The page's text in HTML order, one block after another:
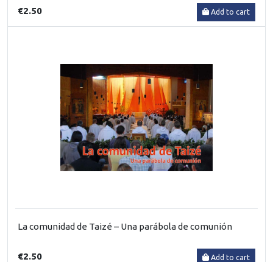
€2.50 Add to cart
La comunidad de Taizé – Una parábola de comunión
€2.50 Add to cart